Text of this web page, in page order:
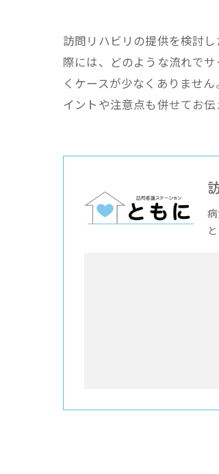
訪問リハビリの提供を検討
際には、どのような流れで
くケースが少なくありませ
イントや注意点も併せてお